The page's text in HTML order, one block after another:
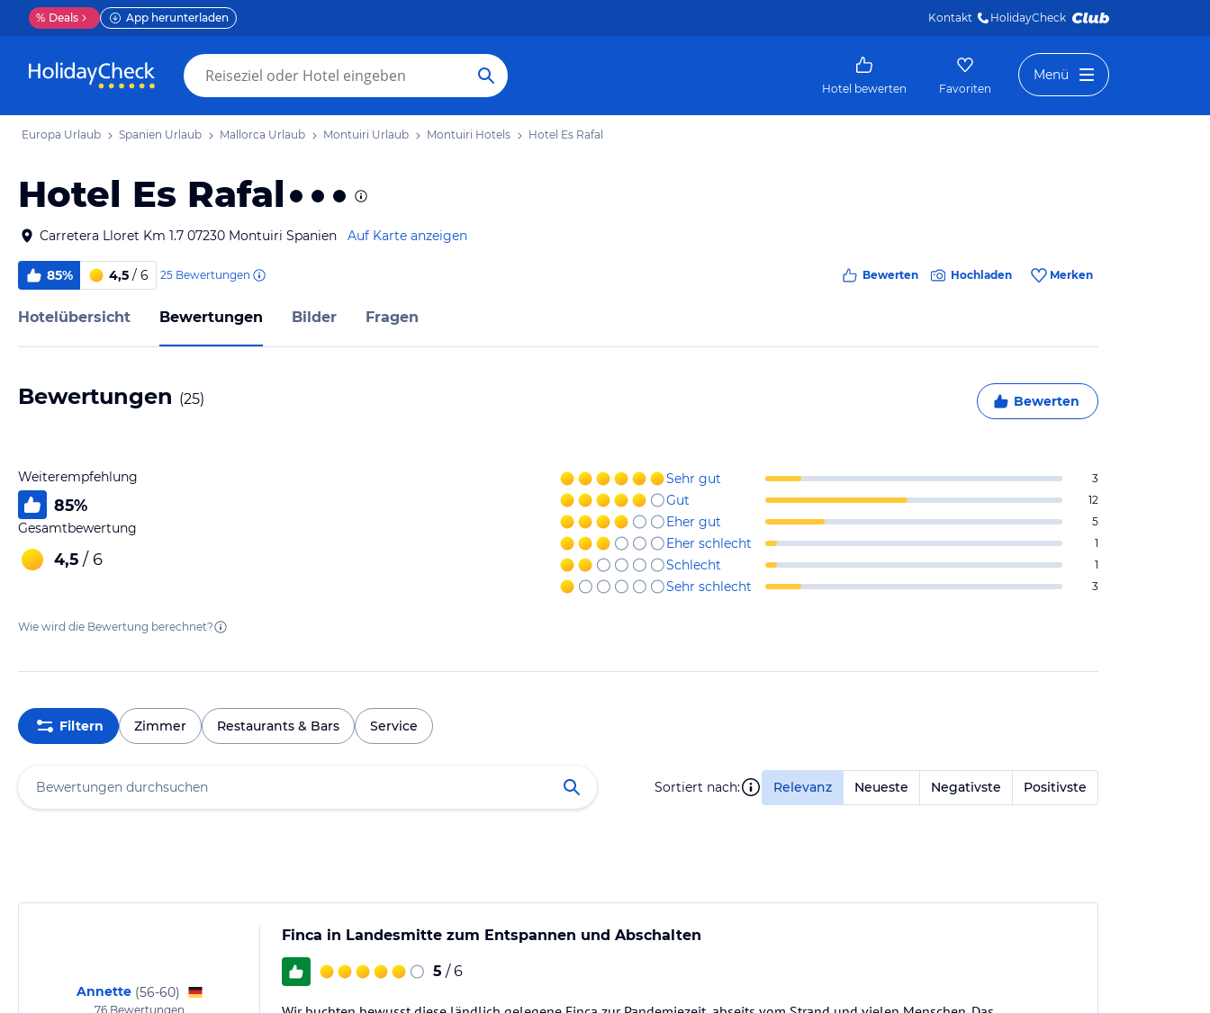
% Deals App herunterladen Kontakt HolidayCheck
Hotel bewerten Favoriten
Menü
Europa Urlaub Spanien Urlaub Mallorca Urlaub Montuiri Urlaub Montuiri Hotels Hotel Es Rafal
Hotel Es Rafal
Carretera Lloret Km 1.7 07230 Montuiri Spanien Auf Karte anzeigen
85% 4,5 / 6 25 Bewertungen Bewerten Hochladen Merken
Hotelübersicht Bewertungen Bilder Fragen
Bewertungen (25) Bewerten
Weiterempfehlung
85%
Gesamtbewertung
4,5 / 6
Sehr gut 3
Gut 12
Eher gut 5
Eher schlecht 1
Schlecht 1
Sehr schlecht 3
Wie wird die Bewertung berechnet?
Filtern Zimmer Restaurants & Bars Service
Sortiert nach: Relevanz Neueste Negativste Positivste
Annette (56-60)
76 Bewertungen
Finca in Landesmitte zum Entspannen und Abschalten
5 / 6